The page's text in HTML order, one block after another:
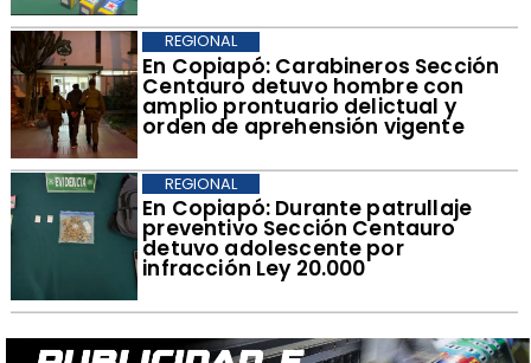
En Copiapó: Carabineros Sección
Centauro detuvo hombre con
amplio prontuario delictual y
orden de aprehensión vigente
REGIONAL
En Copiapó: Durante patrullaje
preventivo Sección Centauro
detuvo adolescente por
infracción Ley 20.000
REGIONAL